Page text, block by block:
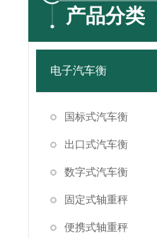
产品分类
电子汽车衡
国标式汽车衡
出口式汽车衡
数字式汽车衡
固定式轴重秤
便携式轴重秤